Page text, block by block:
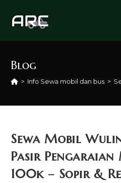
Blog
> Info Sewa mobil dan bus >
Sewa Mobil
Pasir
100k – Sopir &